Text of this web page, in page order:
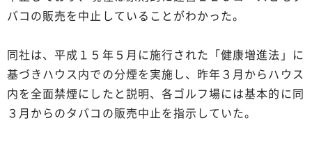
バコの販売を中止していることがわかった。
同社は、平成１５年５月に施行された「健康増進法」に
基づきハウス内での分煙を実施し、昨年３月からハウス
内を全面禁煙にしたと説明、各ゴルフ場には基本的に同
３月からのタバコの販売中止を指示していた。